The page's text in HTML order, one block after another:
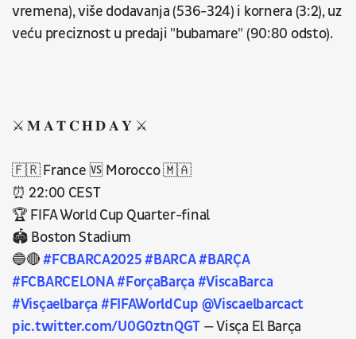
vremena), više dodavanja (536-324) i kornera (3:2), uz
veću preciznost u predaji "bubamare" (90:80 odsto).
⚔️ 𝐌 𝐀 𝐓 𝐂 𝐇 𝐃 𝐀 𝐘 ⚔️
🇫🇷 France 🆚 Morocco 🇲🇦
⏰ 22:00 CEST
🏆 FIFA World Cup Quarter-final
🏟 Boston Stadium
🔵🔴#FCBARCA2025#BARCA#BARÇA
#FCBARCELONA#ForçaBarça#ViscaBarca
#Visçaelbarça#FIFAWorldCup @Viscaelbarcact
pic.twitter.com/U0G0ztnQGT — Visça El Barça